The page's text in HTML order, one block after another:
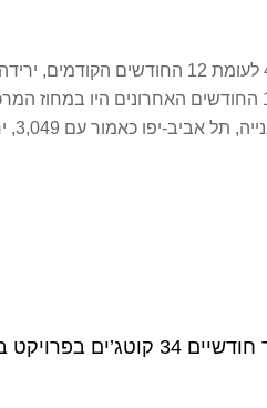
ברבעון השלישי לעומת הרבעון השני ועלייה קלילה של 0.3% לעומת הרבעון המקביל אשתקד. כמחצית מהתחלות הבנייה ב-12 החודשים
באור ים